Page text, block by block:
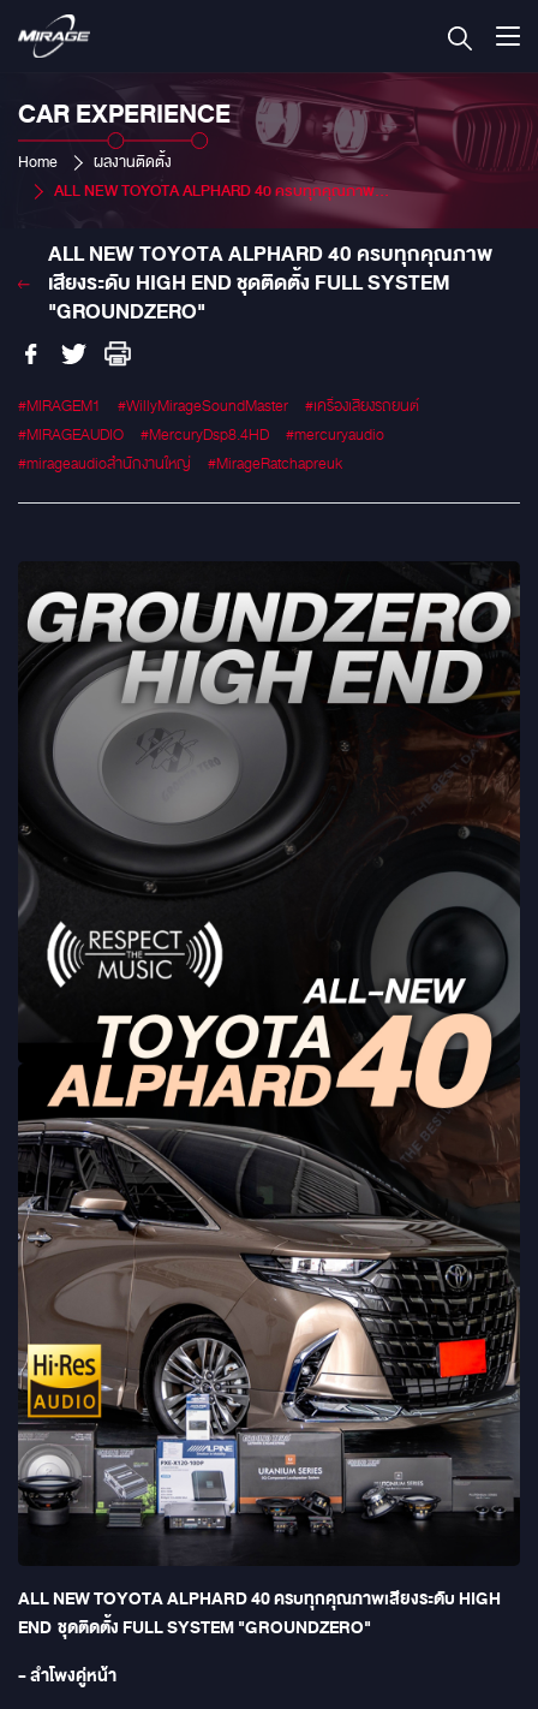
CAR EXPERIENCE
Home
ผลงานติดตั้ง
ALL NEW TOYOTA ALPHARD 40 ครบทุกคุณภาพเสียงระดับ HIGH END ชุดติดตั้ง FULL SYSTEM "GROUNDZERO"
ALL NEW TOYOTA ALPHARD 40 ครบทุกคุณภาพ
เสียงระดับ HIGH END ชุดติดตั้ง FULL SYSTEM
"GROUNDZERO"
#MIRAGEM1 #WillyMirageSoundMaster
#เครื่องเสียงรถยนต์
#MIRAGEAUDIO
#MercuryDsp8.4HD
#mercuryaudio
#mirageaudioสำนักงานใหญ่
#MirageRatchapreuk
ALL NEW TOYOTA ALPHARD 40 ครบทุกคุณภาพเสียงระดับ HIGH
END ชุดติดตั้ง FULL SYSTEM "GROUNDZERO"
- ลำโพงคู่หน้า